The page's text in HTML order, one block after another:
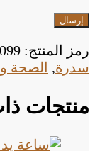
رمز المنتج:
سدرة, الصحة
منتجات